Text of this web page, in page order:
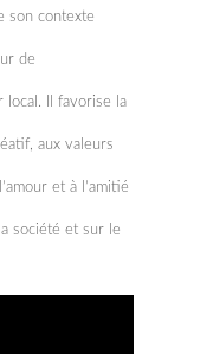
son contexte
de
local. Il favorise la
aux valeurs
et à l’amitié
société et sur le